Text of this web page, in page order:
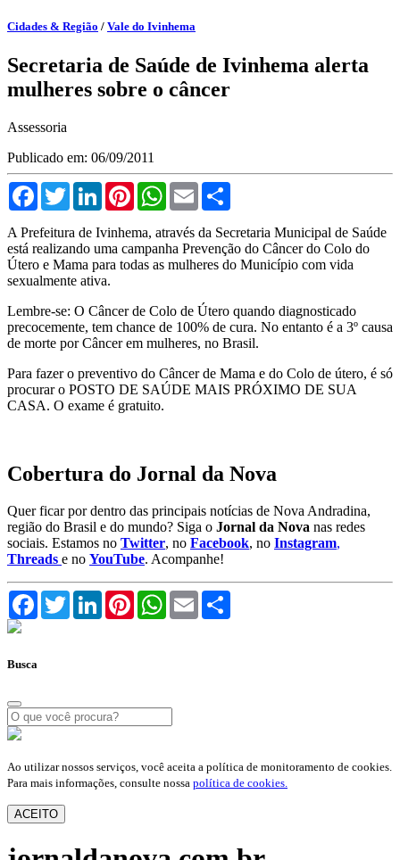
Cidades & Região / Vale do Ivinhema
Secretaria de Saúde de Ivinhema alerta
mulheres sobre o câncer
Assessoria
Publicado em: 06/09/2011
FacebookTwitterLinkedInPinterestWhatsApp
Email
A Prefeitura de Ivinhema, através da Secretaria Municipal de Saúde
está realizando uma campanha Prevenção do Câncer do Colo do
Útero e Mama para todas as mulheres do Município com vida
sexualmente ativa.
Lembre-se: O Câncer de Colo de Útero quando diagnosticado
precocemente, tem chance de 100% de cura. No entanto é a 3º causa
de morte por Câncer em mulheres, no Brasil.
Para fazer o preventivo do Câncer de Mama e do Colo de útero, é só
procurar o POSTO DE SAÚDE MAIS PRÓXIMO DE SUA
CASA. O exame é gratuito.
Cobertura do Jornal da Nova
Quer ficar por dentro das principais notícias de Nova Andradina,
região do Brasil e do mundo? Siga o Jornal da Nova nas redes
sociais. Estamos no Twitter, no Facebook, no Instagram,
Threads e no YouTube. Acompanhe!
FacebookTwitterLinkedInPinterestWhatsApp
Email
Busca
Ao utilizar nossos serviços, você aceita a política de monitoramento de cookies.
Para mais informações, consulte nossa política de cookies.
ACEITO